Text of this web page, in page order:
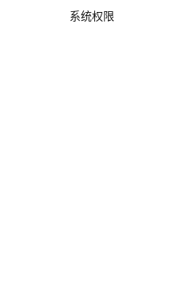
系统权限